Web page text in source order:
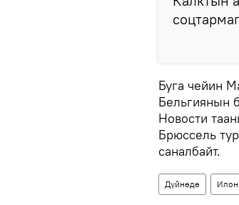
Буга чейин
Бельгиянын
Новости
Брюссель
саналбайт.
Дүйнөдө